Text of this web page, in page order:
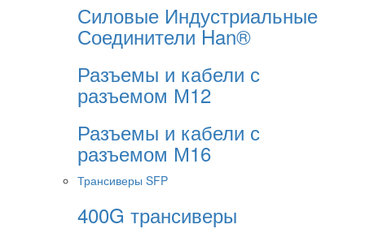
Силовые Индустриальные
Соединители Han®
Разъемы и кабели с
разъемом М12
Разъемы и кабели с
разъемом М16
Трансиверы SFP
400G трансиверы